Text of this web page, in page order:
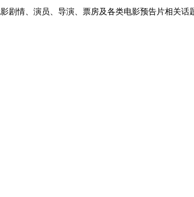
情、演员、导演、票房及各类电影预告片相关